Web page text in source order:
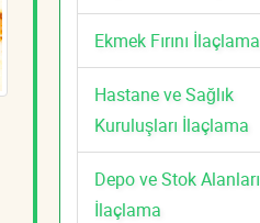
Ekmek Fırını İlaçlama
Hastane ve Sağlık
Kuruluşları İlaçlama
Depo ve Stok Alanları
İlaçlama